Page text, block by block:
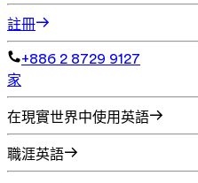
註冊
+886 2 8729 9127
家
在現實世界中使用英語
職涯英語